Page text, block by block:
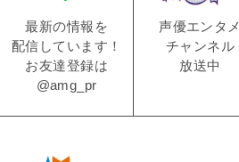
最新の情報を
配信しています！
お友達登録は
@amg_pr
声優エンタメ
チャンネル
放送中